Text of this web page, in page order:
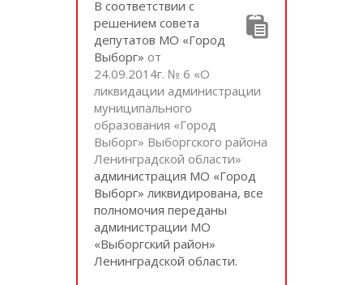
В соответствии с
решением совета
депутатов МО «Город
Выборг» от
24.09.2014г. № 6 «О
ликвидации администрации
муниципального
образования «Город
Выборг» Выборгского района
Ленинградской области»
администрация МО «Город
Выборг» ликвидирована, все
полномочия переданы
администрации МО
«Выборгский район»
Ленинградской области.